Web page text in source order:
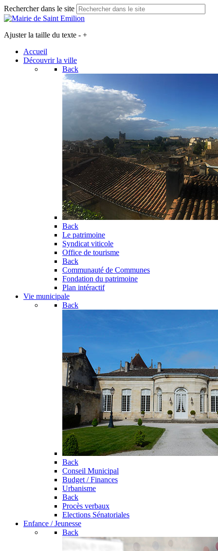
Rechercher dans le site
Ajuster la taille du texte - +
Accueil
Découvrir la ville
Back
Back
Le patrimoine
Syndicat viticole
Office de tourisme
Back
Communauté de Communes
Fondation du patrimoine
Plan intéractif
Vie municipale
Back
Back
Conseil Municipal
Budget / Finances
Urbanisme
Back
Procès verbaux
Elections Sénatoriales
Enfance / Jeunesse
Back